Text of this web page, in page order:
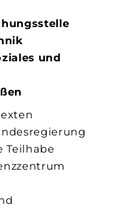
und
Teilhabe